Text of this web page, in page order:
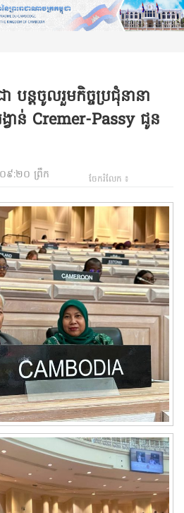
បន្តចូលរួមកិច្ចប្រជុំនានា
ាន់ Cremer-Passy ជូន
:២០ ព្រឹក ចែករំលែក ៖